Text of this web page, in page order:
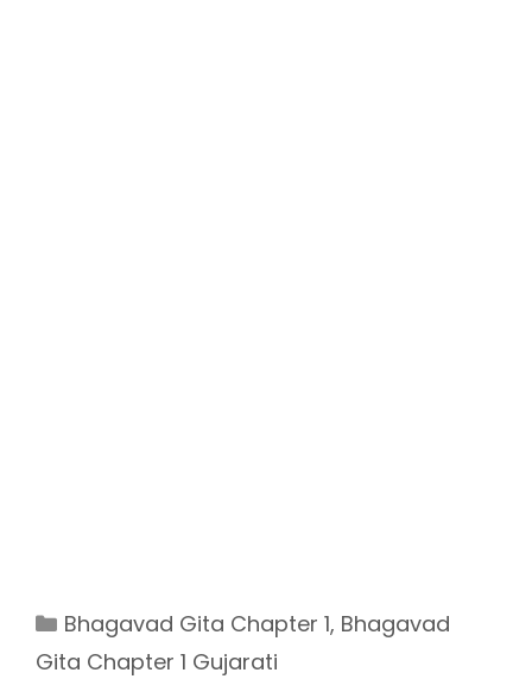
Categories
Bhagavad Gita Chapter 1, Bhagavad
Gita Chapter 1 Gujarati